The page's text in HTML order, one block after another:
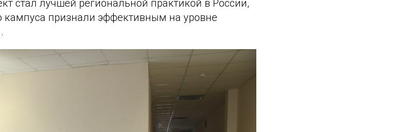
стал лучшей региональной практикой в России,
кампуса признали эффективным на уровне